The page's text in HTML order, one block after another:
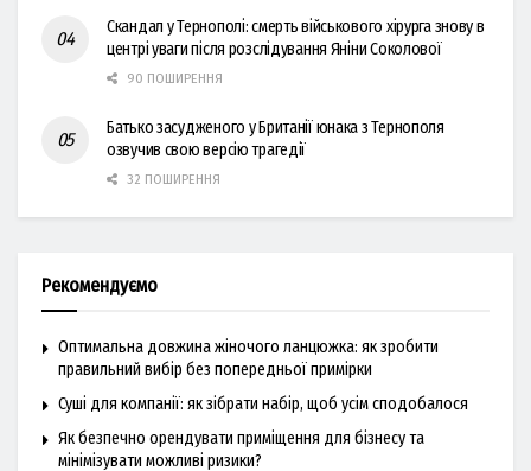
Скандал у Тернополі: смерть військового хірурга знову в
центрі уваги після розслідування Яніни Соколової
90 ПОШИРЕННЯ
Батько засудженого у Британії юнака з Тернополя
озвучив свою версію трагедії
32 ПОШИРЕННЯ
Рекомендуємо
Оптимальна довжина жіночого ланцюжка: як зробити
правильний вибір без попередньої примірки
Суші для компанії: як зібрати набір, щоб усім сподобалося
Як безпечно орендувати приміщення для бізнесу та
мінімізувати можливі ризики?